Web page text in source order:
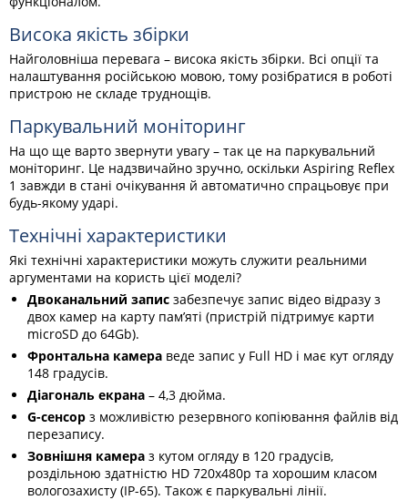
Висока якість збірки
Найголовніша перевага – висока якість збірки. Всі опції та
налаштування російською мовою, тому розібратися в роботі
пристрою не складе труднощів.
Паркувальний моніторинг
На що ще варто звернути увагу – так це на паркувальний
моніторинг. Це надзвичайно зручно, оскільки Aspiring Reflex
1 завжди в стані очікування й автоматично спрацьовує при
будь-якому ударі.
Технічні характеристики
Які технічні характеристики можуть служити реальними
аргументами на користь цієї моделі?
Двоканальний запис забезпечує запис відео відразу з
двох камер на карту пам’яті (пристрій підтримує карти
microSD до 64Gb).
Фронтальна камера веде запис у Full HD і має кут огляду
148 градусів.
Діагональ екрана – 4,3 дюйма.
G-сенсор з можливістю резервного копіювання файлів від
перезапису.
Зовнішня камера з кутом огляду в 120 градусів,
роздільною здатністю HD 720х480p та хорошим класом
вологозахисту (IP-65). Також є паркувальні лінії.